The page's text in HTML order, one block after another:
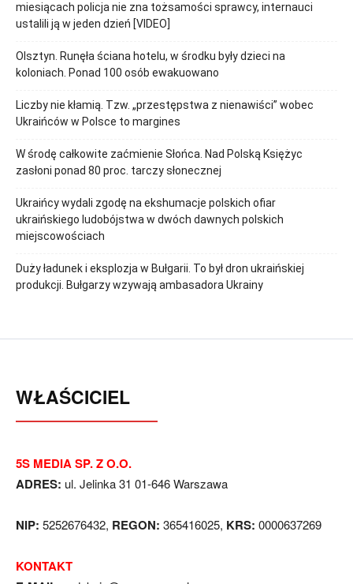
miesiącach policja nie zna tożsamości sprawcy, internauci
ustalili ją w jeden dzień [VIDEO]
Olsztyn. Runęła ściana hotelu, w środku były dzieci na
koloniach. Ponad 100 osób ewakuowano
Liczby nie kłamią. Tzw. „przestępstwa z nienawiści” wobec
Ukraińców w Polsce to margines
W środę całkowite zaćmienie Słońca. Nad Polską Księżyc
zasłoni ponad 80 proc. tarczy słonecznej
Ukraińcy wydali zgodę na ekshumacje polskich ofiar
ukraińskiego ludobójstwa w dwóch dawnych polskich
miejscowościach
Duży ładunek i eksplozja w Bułgarii. To był dron ukraińskiej
produkcji. Bułgarzy wzywają ambasadora Ukrainy
WŁAŚCICIEL
5S MEDIA SP. Z O.O.
ADRES: ul. Jelinka 31 01-646 Warszawa
NIP: 5252676432, REGON: 365416025, KRS: 0000637269
KONTAKT